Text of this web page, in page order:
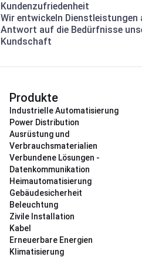
Kundenzufriedenheit
Wir entwickeln Dienstleistungen
Antwort auf die Bedürfnisse
Kundschaft
Produkte
Industrielle Automatisierung
Power Distribution
Ausrüstung und
Verbrauchsmaterialien
Verbundene Lösungen -
Datenkommunikation
Heimautomatisierung
Gebäudesicherheit
Beleuchtung
Zivile Installation
Kabel
Erneuerbare Energien
Klimatisierung